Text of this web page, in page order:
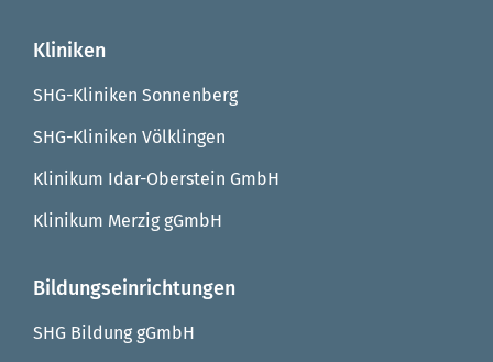
Kliniken
SHG-Kliniken Sonnenberg
SHG-Kliniken Völklingen
Klinikum Idar-Oberstein GmbH
Klinikum Merzig gGmbH
Bildungseinrichtungen
SHG Bildung gGmbH